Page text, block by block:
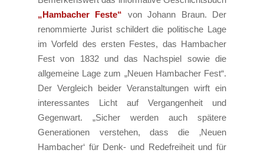
„Hambacher Feste“ von Johann Braun. Der
renommierte Jurist schildert die politische Lage
im Vorfeld des ersten Festes, das Hambacher
Fest von 1832 und das Nachspiel sowie die
allgemeine Lage zum „Neuen Hambacher Fest“.
Der Vergleich beider Veranstaltungen wirft ein
interessantes Licht auf Vergangenheit und
Gegenwart. „Sicher werden auch spätere
Generationen verstehen, dass die ‚Neuen
Hambacher‘ für Denk- und Redefreiheit und für